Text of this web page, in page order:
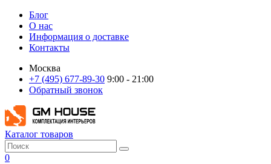
Блог
О нас
Информация о доставке
Контакты
Москва
+7 (495) 677-89-30 9:00 - 21:00
Обратный звонок
Каталог товаров
0